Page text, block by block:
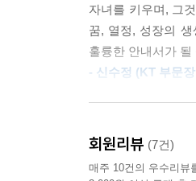
그러다 보니 커리
소에서 유연하게
--- p.347
--- p.379
자녀를 키우며, 그
꿈, 열정, 성장의
훌륭한 안내서가 될
- 신수정 (KT 부문
되고, 동병상련의
- 우미영 (전 어도비
회원리뷰 (7건)
매주 10건의 우수리뷰